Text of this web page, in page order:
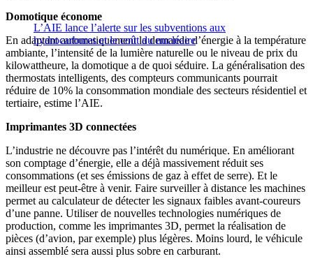
L’AIE lance l’alerte sur les subventions aux
hydrocarbures et le coût du nucléaire
Domotique économe
En adaptant automatiquement la demande d’énergie à la température
ambiante, l’intensité de la lumière naturelle ou le niveau de prix du
kilowattheure, la domotique a de quoi séduire. La généralisation des
thermostats intelligents, des compteurs communicants pourrait
réduire de 10% la consommation mondiale des secteurs résidentiel et
tertiaire, estime l’AIE.
Imprimantes 3D connectées
L’industrie ne découvre pas l’intérêt du numérique. En améliorant
son comptage d’énergie, elle a déjà massivement réduit ses
consommations (et ses émissions de gaz à effet de serre). Et le
meilleur est peut-être à venir. Faire surveiller à distance les machines
permet au calculateur de détecter les signaux faibles avant-coureurs
d’une panne. Utiliser de nouvelles technologies numériques de
production, comme les imprimantes 3D, permet la réalisation de
pièces (d’avion, par exemple) plus légères. Moins lourd, le véhicule
ainsi assemblé sera aussi plus sobre en carburant.